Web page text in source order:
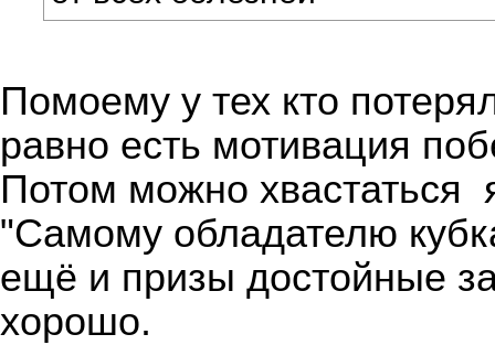
Помоему у тех кто
равно есть мотивация
Потом можно хвастаться
"Самому обладателю
ещё и призы достойные
хорошо.